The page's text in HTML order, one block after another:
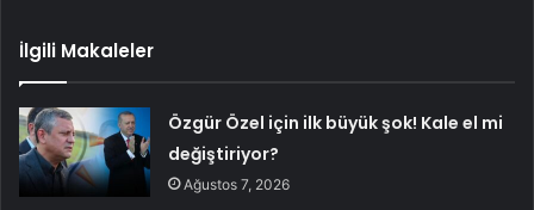
İlgili Makaleler
Özgür Özel için ilk büyük şok! Kale el mi
değiştiriyor?
Ağustos 7, 2026